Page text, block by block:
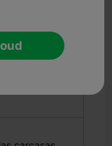
reducen las
de
comerciales